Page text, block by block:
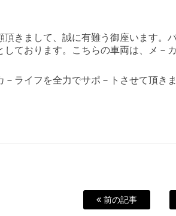
頂きまして、誠に有難う御座います。
しております。こちらの車両は、メ－
－ライフを全力でサポ－トさせて頂き
前の記事